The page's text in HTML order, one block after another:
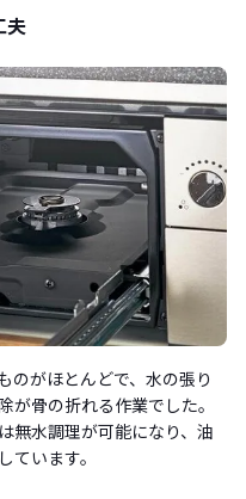
夫
のがほとんどで、水の張り
が骨の折れる作業でした。
無水調理が可能になり、油
います。